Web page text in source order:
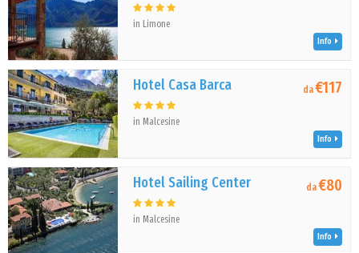
in Limone
Info
Hotel Casa Barca
in Malcesine
da€117
Info
Hotel Sailing Center
in Malcesine
da€80
Info